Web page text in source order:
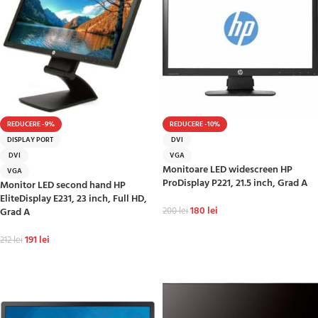
REDUCERE -9%
DISPLAY PORT
DVI
VGA
Monitor LED second hand HP
EliteDisplay E231, 23 inch, Full HD,
Grad A
212lei191 lei
REDUCERE -10%
DVI
VGA
Monitoare LED widescreen HP
ProDisplay P221, 21.5 inch, Grad A
200lei180 lei